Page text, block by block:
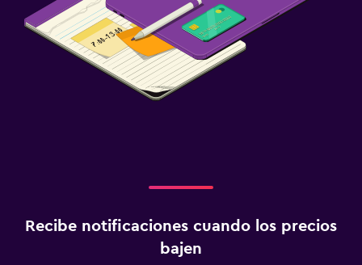
Recibe notificaciones cuando los precios
bajen